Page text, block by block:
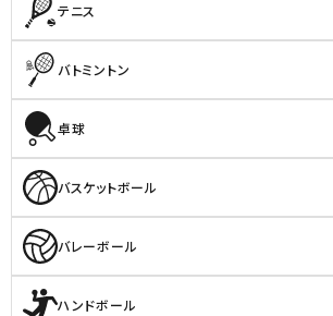
テニス
バトミントン
卓球
バスケットボール
バレーボール
ハンドボール